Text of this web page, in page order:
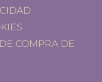
COMPRA DE